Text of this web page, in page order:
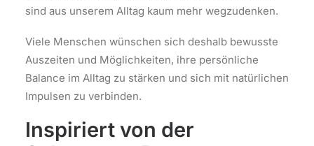
sind aus unserem Alltag kaum mehr wegzudenken.
Viele Menschen wünschen sich deshalb bewusste
Auszeiten und Möglichkeiten, ihre persönliche
Balance im Alltag zu stärken und sich mit natürlichen
Impulsen zu verbinden.
Inspiriert von der